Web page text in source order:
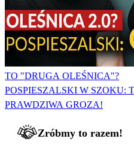
TO "DRUGA OLEŚNICA"?
POSPIESZALSKI W SZOKU:
PRAWDZIWA GROZA!
Zróbmy to razem!